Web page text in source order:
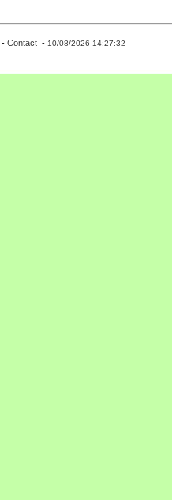
- Contact - 10/08/2026 14:27:32